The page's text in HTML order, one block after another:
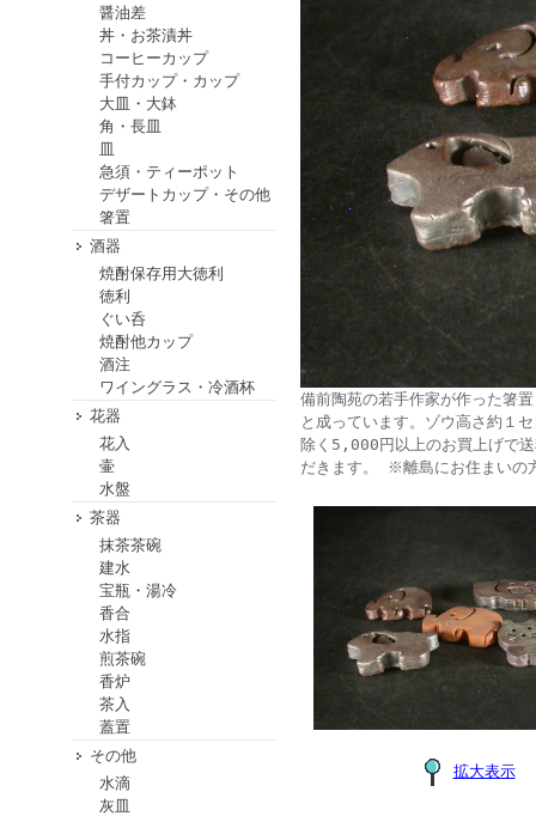
醤油差
丼・お茶漬丼
コーヒーカップ
手付カップ・カップ
大皿・大鉢
角・長皿
皿
急須・ティーポット
デザートカップ・その他
箸置
酒器
焼酎保存用大徳利
徳利
ぐい呑
焼酎他カップ
酒注
ワイングラス・冷酒杯
花器
花入
壷
水盤
茶器
抹茶茶碗
建水
宝瓶・湯冷
香合
水指
煎茶碗
香炉
茶入
蓋置
その他
水滴
灰皿
備前陶苑の若手作家が作った箸
と成っています。ゾウ高さ約１
除く5,000円以上のお買上げで
だきます。 ※離島にお住まいの
拡大表示